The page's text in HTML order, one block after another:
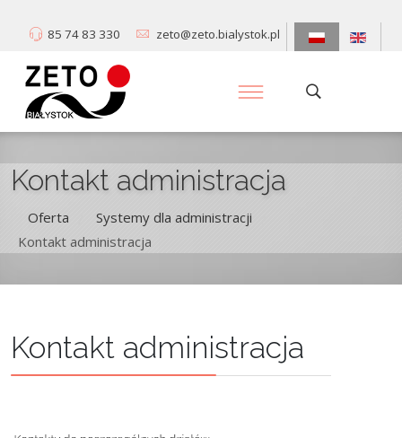
85 74 83 330 zeto@zeto.bialystok.pl
Kontakt administracja
Oferta Systemy dla administracji
Kontakt administracja
Kontakt administracja